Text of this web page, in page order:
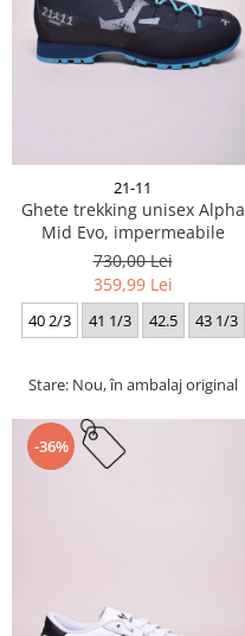
21-11
Ghete trekking unisex Alpha
Mid Evo, impermeabile
730,00 Lei
359,99 Lei
40 2/3 41 1/3 42.5 43 1/3
Stare: Nou, în ambalaj original
-36%